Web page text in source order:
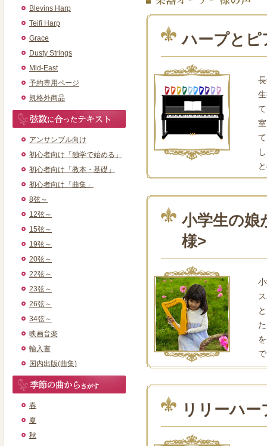
Blevins Harp
Teifi Harp
Grace
Dusty Strings
Mid-East
予約専用ページ
規格外商品
アンサンブル向け
初心者向け「独学で始める」
初心者向け「教本・基礎」
初心者向け「曲集」
8弦～
12弦～
15弦～
19弦～
20弦～
22弦～
23弦～
26弦～
34弦～
映画音楽
輸入書
国内出版(曲集)
春
夏
秋
ハープとピ
小学生の娘
様>
リリーハ